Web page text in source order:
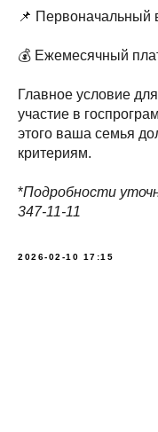
📌 Первоначальный
💰 Ежемесячный
Главное условие
участие в
этого ваша семья
критериям.
*Подробности
347-11-11
2026-02-10 17:15